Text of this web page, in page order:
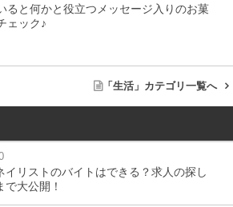
ると何かと役立つメッセージ入りのお菓
ェック♪
「生活」カテゴリ一覧へ
イリストのバイトはできる？求人の探し
大公開！